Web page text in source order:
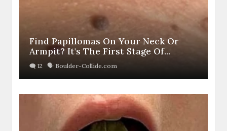
Find Papillomas On Your Neck Or
Armpit? It's The First Stage Of...